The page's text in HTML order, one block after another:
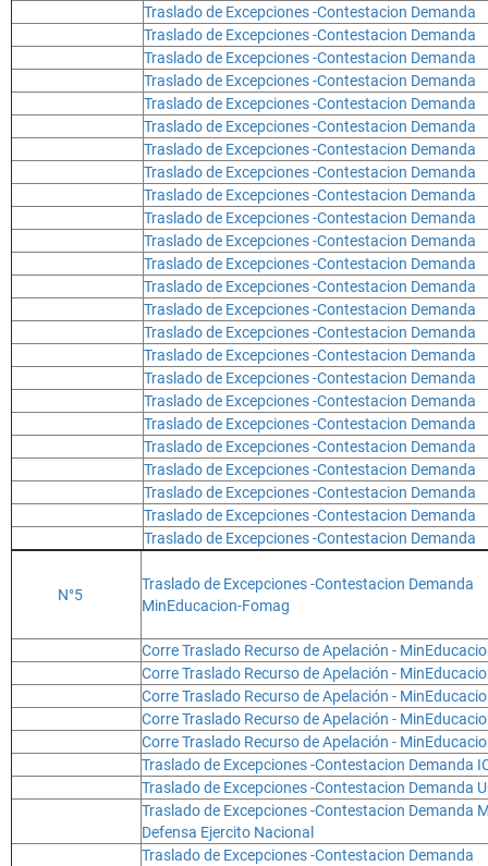
Traslado de Excepciones -Contestacion Demanda
Traslado de Excepciones -Contestacion Demanda
Traslado de Excepciones -Contestacion Demanda
Traslado de Excepciones -Contestacion Demanda
Traslado de Excepciones -Contestacion Demanda
Traslado de Excepciones -Contestacion Demanda
Traslado de Excepciones -Contestacion Demanda
Traslado de Excepciones -Contestacion Demanda
Traslado de Excepciones -Contestacion Demanda
Traslado de Excepciones -Contestacion Demanda
Traslado de Excepciones -Contestacion Demanda
Traslado de Excepciones -Contestacion Demanda
Traslado de Excepciones -Contestacion Demanda
Traslado de Excepciones -Contestacion Demanda
Traslado de Excepciones -Contestacion Demanda
Traslado de Excepciones -Contestacion Demanda
Traslado de Excepciones -Contestacion Demanda
Traslado de Excepciones -Contestacion Demanda
Traslado de Excepciones -Contestacion Demanda
Traslado de Excepciones -Contestacion Demanda
Traslado de Excepciones -Contestacion Demanda
Traslado de Excepciones -Contestacion Demanda
Traslado de Excepciones -Contestacion Demanda
Traslado de Excepciones -Contestacion Demanda
N°5
Traslado de Excepciones -Contestacion Demanda
MinEducacion-Fomag
Corre Traslado Recurso de Apelación -
Corre Traslado Recurso de Apelación -
Corre Traslado Recurso de Apelación -
Corre Traslado Recurso de Apelación -
Corre Traslado Recurso de Apelación -
Traslado de Excepciones -Contestacion Demanda
Traslado de Excepciones -Contestacion Demanda
Traslado de Excepciones -Contestacion Demanda
Defensa Ejercito Nacional
Traslado de Excepciones -Contestacion Demanda